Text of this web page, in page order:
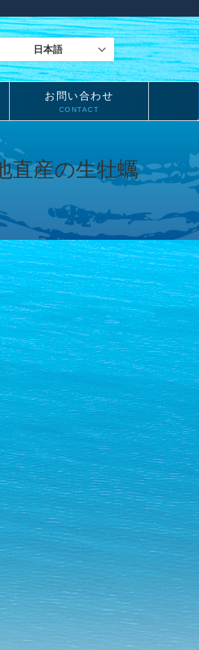
日本語
お問い合わせ
CONTACT